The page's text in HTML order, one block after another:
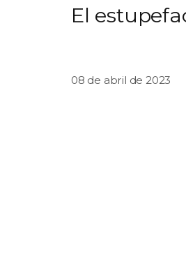
El
08 de abril de 2023